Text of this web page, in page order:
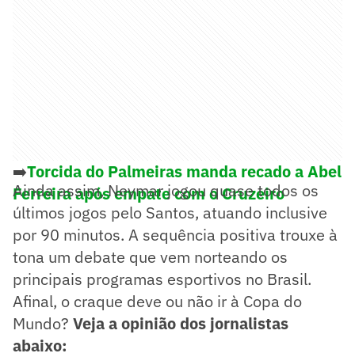
➡️Torcida do Palmeiras manda recado a Abel
Ferreira após empate com o Cruzeiro
Ainda assim, Neymar jogou quase todos os
últimos jogos pelo Santos, atuando inclusive
por 90 minutos. A sequência positiva trouxe à
tona um debate que vem norteando os
principais programas esportivos no Brasil.
Afinal, o craque deve ou não ir à Copa do
Mundo? Veja a opinião dos jornalistas
abaixo: